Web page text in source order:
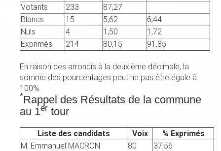
Votants
233
87,27
Blancs
15 5,62
6,44
Nuls
4 1,50
1,72
Exprimés
214 80,15 91,85
En raison des arrondis à la deuxième décimale, la
somme des pourcentages peut ne pas être égale à
100%.
*Rappel des Résultats de la commune
au 1er tour
Liste des candidats Voix
% Exprimés
M. Emmanuel MACRON
80
37,56